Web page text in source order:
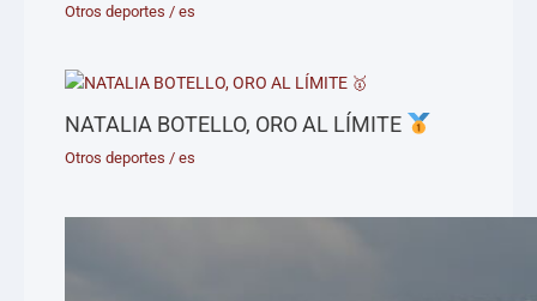
Otros deportes /es
NATALIA BOTELLO, ORO AL LÍMITE
Otros deportes /es